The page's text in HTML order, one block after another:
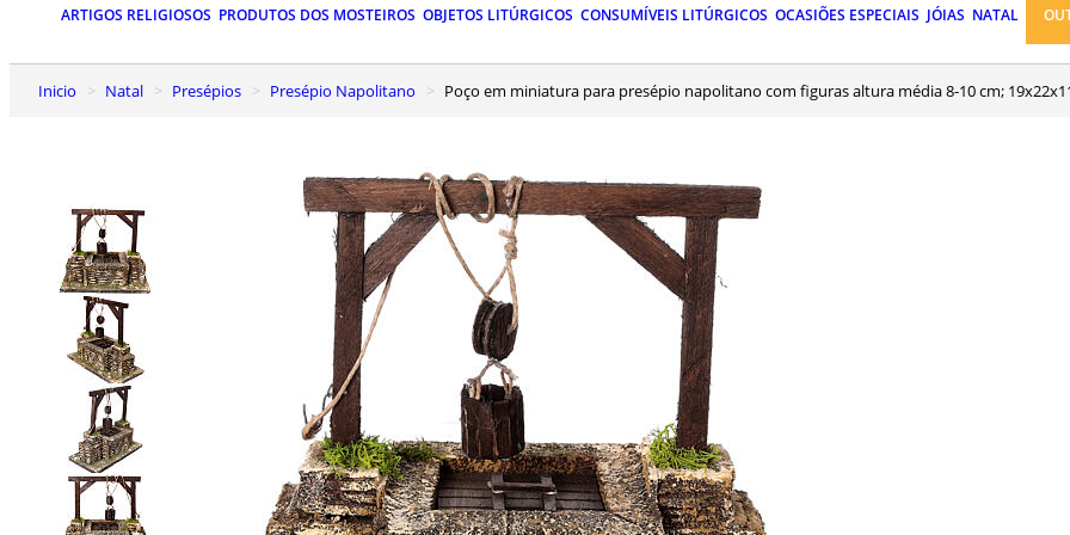
ARTIGOS RELIGIOSOS PRODUTOS DOS MOSTEIROS OBJETOS LITÚRGICOS CONSUMÍVEIS LITÚRGICOS OCASIÕES ESPECIAIS JÓIAS NATAL
Inicio Natal Presépios Presépio Napolitano Poço em miniatura para presépio napolitano com figuras altura média 8-10 cm;